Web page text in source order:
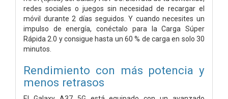
redes sociales o juegos sin necesidad de recargar el
móvil durante 2 días seguidos. Y cuando necesites un
impulso de energía, conéctalo para la Carga Súper
Rápida 2.0 y consigue hasta un 60 % de carga en solo 30
minutos.
Rendimiento con más potencia y
menos retrasos